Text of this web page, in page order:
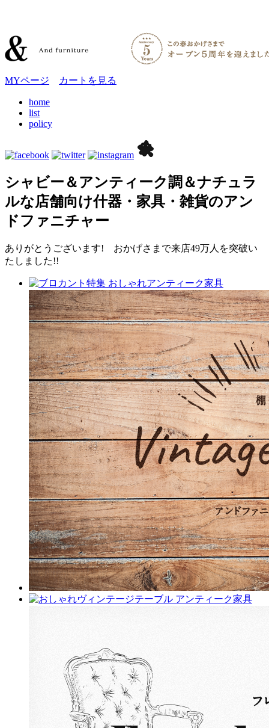
MYページ カートを見る
home
list
policy
シャビー＆アンティーク調＆ナチュラ
ルな店舗向け什器・家具・雑貨のアン
ドファニチャー
ありがとうございます! おかげさまで来店49万人を突破い
たしました!!